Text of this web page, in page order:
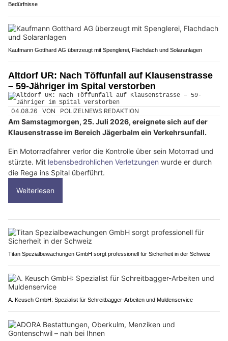
Bedürfnisse
Kaufmann Gotthard AG überzeugt mit Spenglerei, Flachdach und Solaranlagen
Altdorf UR: Nach Töffunfall auf Klausenstrasse
– 59-Jähriger im Spital verstorben
04.08.26 VON POLIZEI.NEWS REDAKTION
Am Samstagmorgen, 25. Juli 2026, ereignete sich auf der
Klausenstrasse im Bereich Jägerbalm ein Verkehrsunfall.
Ein Motorradfahrer verlor die Kontrolle über sein Motorrad und
stürzte. Mit lebensbedrohlichen Verletzungen wurde er durch
die Rega ins Spital überführt.
Weiterlesen
Titan Spezialbewachungen GmbH sorgt professionell für Sicherheit in der Schweiz
A. Keusch GmbH: Spezialist für Schreitbagger-Arbeiten und Muldenservice